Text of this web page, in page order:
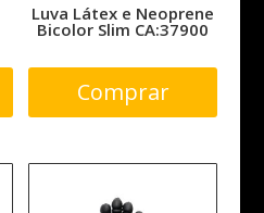
Luva Látex e Neoprene
Bicolor Slim CA:37900
Comprar